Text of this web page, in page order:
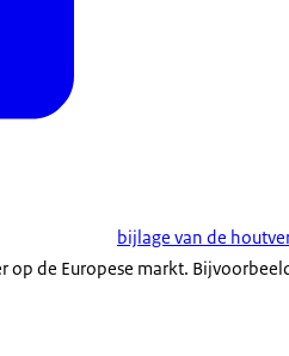
bijlage van de
op de Europese markt.